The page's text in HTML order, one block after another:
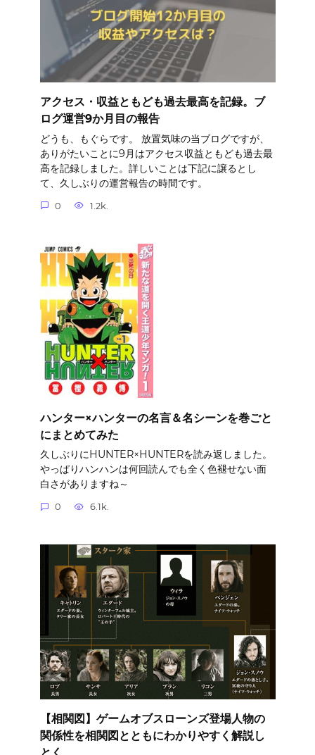
アクセス・収益ともども過去最高を記録。ブ
ログ運営9か月目の報告
どうも、もぐらです。 放置気味の当ブログですが、
ありがたいことに9月はアクセス収益ともども過去最
高を記録しました。詳しいことは下記に譲るとし
て、久しぶりの運営報告の時間です。
0 1.2k.
ハンター×ハンターの名言＆名シーンを巻ごと
にまとめてみた
久しぶりにHUNTER×HUNTERを読み返しました。
やっぱりハンハンは何回読んでも全く色褪せない面
白さがありますね～
0 6.1k.
【相関図】ゲームオブスローンズ登場人物の
関係性を相関図とともにわかりやすく解説し